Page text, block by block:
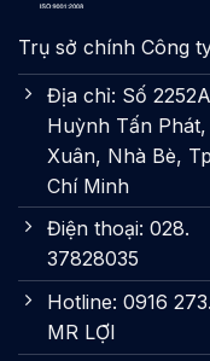
Trụ sở chính Công
Địa chỉ: Số
Huỳnh Tấn
Xuân, Nhà Bè,
Chí Minh
Điện thoại: 028.
37828035
Hotline: 0916
MR LỢI